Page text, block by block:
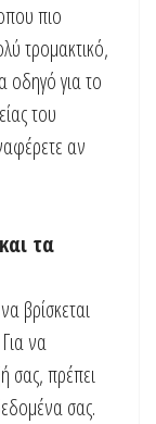
πιο
τρομακτικό,
οδηγό για το
του
αν
τα
βρίσκεται
να
σας, πρέπει
σας.